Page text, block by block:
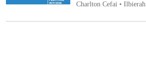
Charlton Cefai • Ilbieraħ